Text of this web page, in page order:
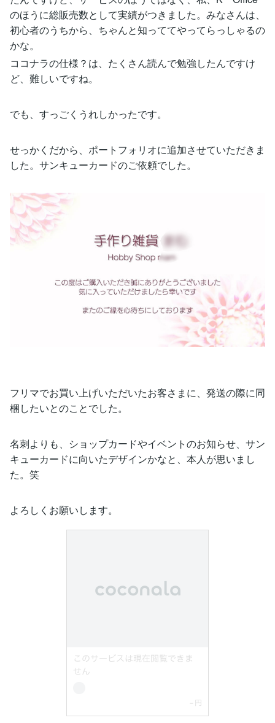
のほうに総販売数として実績がつきました。みなさんは、
初心者のうちから、ちゃんと知っててやってらっしゃるの
かな。
ココナラの仕様？は、たくさん読んで勉強したんですけ
ど、難しいですね。
でも、すっごくうれしかったです。
せっかくだから、ポートフォリオに追加させていただきま
した。サンキューカードのご依頼でした。
フリマでお買い上げいただいたお客さまに、発送の際に同
梱したいとのことでした。
名刺よりも、ショップカードやイベントのお知らせ、サン
キューカードに向いたデザインかなと、本人が思いまし
た。笑
よろしくお願いします。